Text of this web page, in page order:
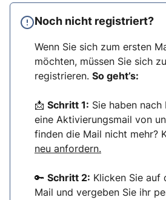
Noch nicht registriert?
Wenn Sie sich zum ersten
möchten, müssen Sie sich
registrieren. So geht’s:
📩 Schritt 1: Sie haben nach
eine Aktivierungsmail von
finden die Mail nicht mehr?
neu anfordern.
🔑 Schritt 2: Klicken Sie auf
Mail und vergeben Sie ihr